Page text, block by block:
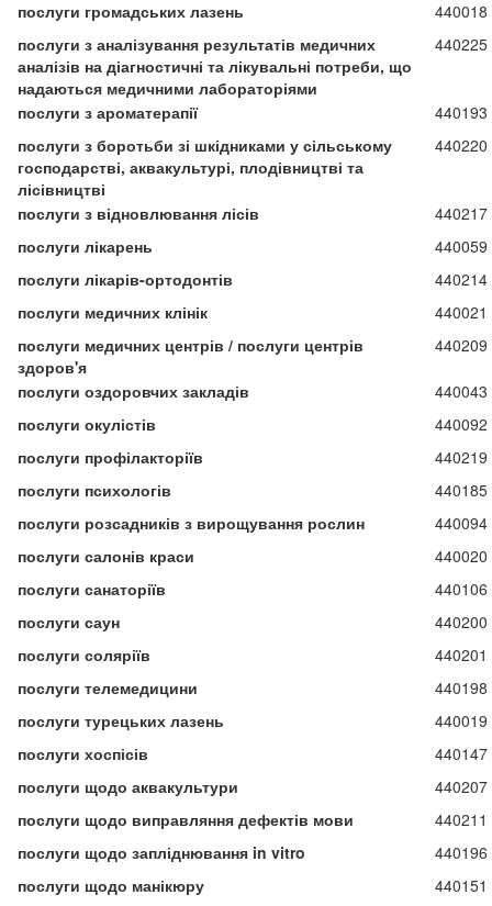
послуги громадських лазень
440018
послуги з аналізування результатів медичних
аналізів на діагностичні та лікувальні потреби, що
надаються медичними лабораторіями
440225
послуги з ароматерапії
440193
послуги з боротьби зі шкідниками у сільському
господарстві, аквакультурі, плодівництві та
лісівництві
440220
послуги з відновлювання лісів
440217
послуги лікарень
440059
послуги лікарів-ортодонтів
440214
послуги медичних клінік
440021
послуги медичних центрів / послуги центрів
здоров'я
440209
послуги оздоровчих закладів
440043
послуги окулістів
440092
послуги профілакторіїв
440219
послуги психологів
440185
послуги розсадників з вирощування рослин
440094
послуги салонів краси
440020
послуги санаторіїв
440106
послуги саун
440200
послуги соляріїв
440201
послуги телемедицини
440198
послуги турецьких лазень
440019
послуги хоспісів
440147
послуги щодо аквакультури
440207
послуги щодо виправляння дефектів мови
440211
послуги щодо запліднювання in vitro
440196
послуги щодо манікюру
440151